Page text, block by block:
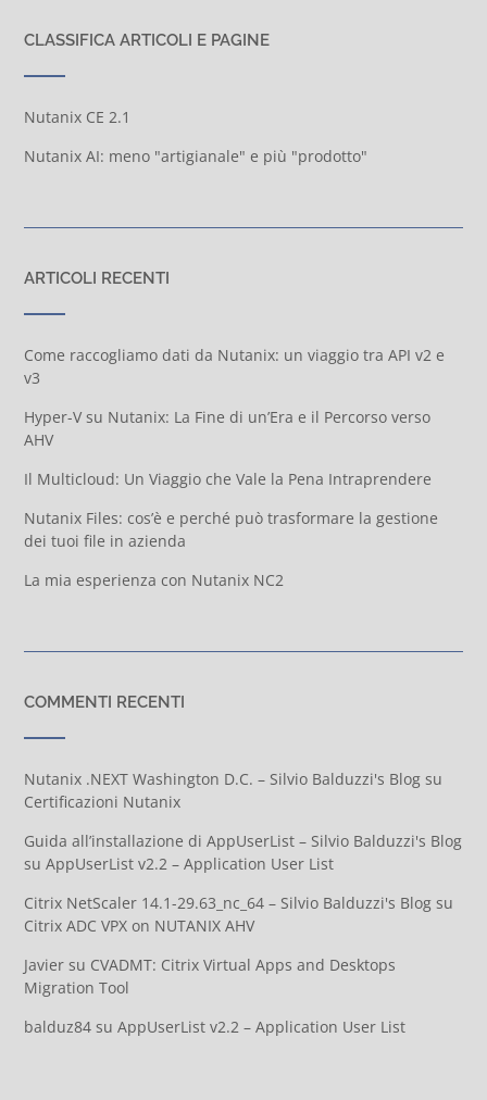
CLASSIFICA ARTICOLI E PAGINE
Nutanix CE 2.1
Nutanix AI: meno "artigianale" e più "prodotto"
ARTICOLI RECENTI
Come raccogliamo dati da Nutanix: un viaggio tra API v2 e
v3
Hyper-V su Nutanix: La Fine di un’Era e il Percorso verso
AHV
Il Multicloud: Un Viaggio che Vale la Pena Intraprendere
Nutanix Files: cos’è e perché può trasformare la gestione
dei tuoi file in azienda
La mia esperienza con Nutanix NC2
COMMENTI RECENTI
Nutanix .NEXT Washington D.C. – Silvio Balduzzi's Blog su
Certificazioni Nutanix
Guida all’installazione di AppUserList – Silvio Balduzzi's Blog
su AppUserList v2.2 – Application User List
Citrix NetScaler 14.1-29.63_nc_64 – Silvio Balduzzi's Blog su
Citrix ADC VPX on NUTANIX AHV
Javier su CVADMT: Citrix Virtual Apps and Desktops
Migration Tool
balduz84 su AppUserList v2.2 – Application User List